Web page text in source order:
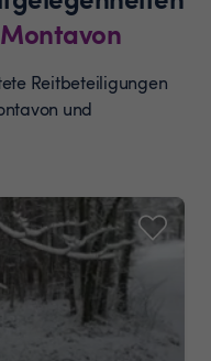
Montavon
Reitbeteiligungen
und